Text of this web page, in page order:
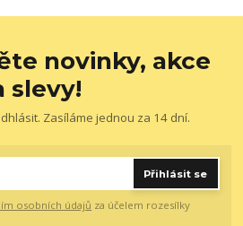
novinky, akce
slevy!
Zasíláme jednou za 14 dní.
Přihlásit se
osobních údajů za účelem rozesílky